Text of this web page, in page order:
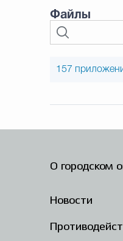
Файлы
157
О городском
Новости